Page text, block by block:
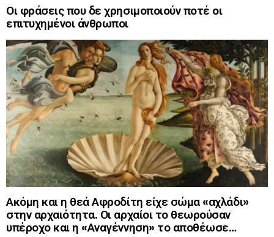
Οι φράσεις που δε χρησιμοποιούν ποτέ οι
επιτυχημένοι άνθρωποι
Ακόμη και η θεά Αφροδίτη είχε σώμα «αχλάδι»
στην αρχαιότητα. Οι αρχαίοι το θεωρούσαν
υπέροχο και η «Αναγέννηση» το αποθέωσε…